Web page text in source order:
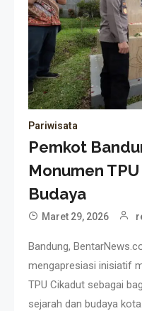
Pariwisata
Pemkot
Monumen
Budaya
Maret 29, 2026
Bandung,
mengapresiasi inisiatif
TPU Cikadut sebagai
sejarah dan budaya